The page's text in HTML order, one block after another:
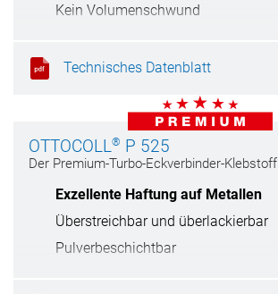
Kein Volumenschwund
Technisches Datenblatt
OTTOCOLL® P 525
Der Premium-Turbo-Eckverbinder-Klebstoff
Exzellente Haftung auf Metallen
Überstreichbar und überlackierbar
Pulverbeschichtbar